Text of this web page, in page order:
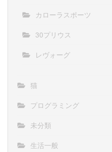
カローラスポーツ
30プリウス
レヴォーグ
猫
プログラミング
未分類
生活一般